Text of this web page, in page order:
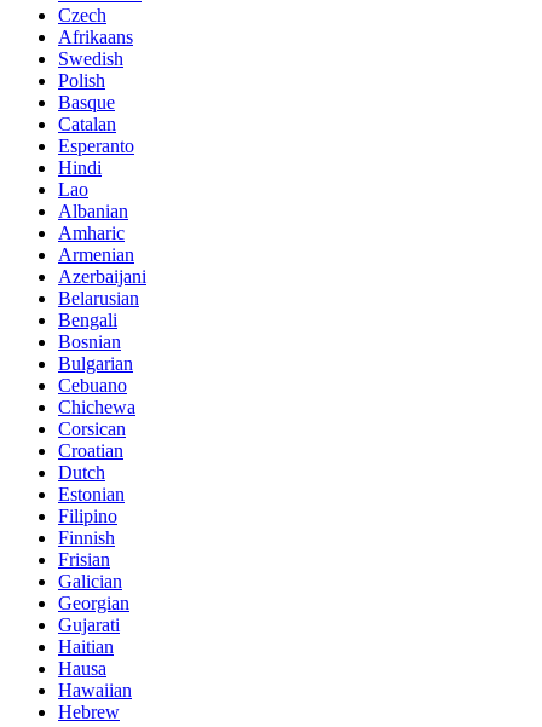
Czech
Afrikaans
Swedish
Polish
Basque
Catalan
Esperanto
Hindi
Lao
Albanian
Amharic
Armenian
Azerbaijani
Belarusian
Bengali
Bosnian
Bulgarian
Cebuano
Chichewa
Corsican
Croatian
Dutch
Estonian
Filipino
Finnish
Frisian
Galician
Georgian
Gujarati
Haitian
Hausa
Hawaiian
Hebrew